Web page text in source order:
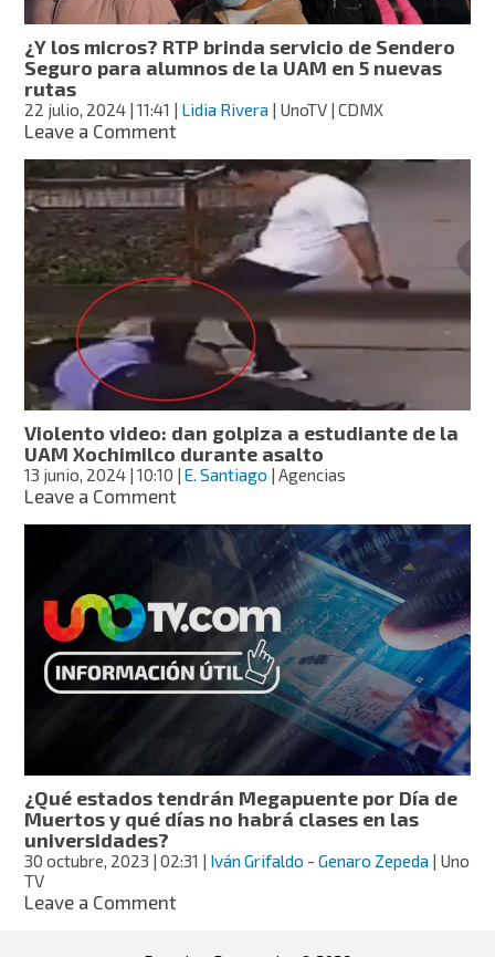
¿Y los micros? RTP brinda servicio de Sendero
Seguro para alumnos de la UAM en 5 nuevas
rutas
22 julio, 2024 | 11:41 Lidia Rivera | UnoTV | CDMX
Leave a Commenton
los
micros?
RTP
brinda
servicio
de
Sendero
Seguro
para
alumnos
de
la
UAM
en
5
rutas
Violento video: dan golpiza a estudiante de la
UAM Xochimilco durante asalto
13 junio, 2024 | 10:10 |E. Santiago | Agencias
Leave a Commenton
video:
dan
a
estudiante
de
la
UAM
Xochimilco
¿Qué estados tendrán Megapuente por Día de
Muertos y qué días no habrá clases en las
universidades?
30 octubre, 2023 | 02:31 | Iván Grifaldo -Genaro Zepeda | Uno
TV
Leave a Commenton